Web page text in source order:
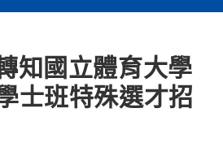
知國立體育大學
士班特殊選才招